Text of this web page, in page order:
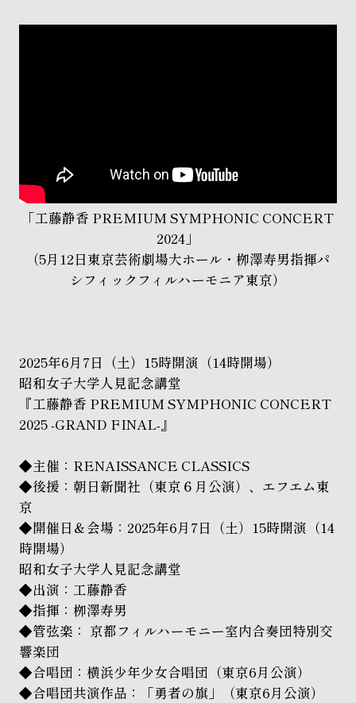
「工藤静香 PREMIUM SYMPHONIC CONCERT
2024」
（5月12日東京芸術劇場大ホール・栁澤寿男指揮パ
シフィックフィルハーモニア東京）
2025年6月7日（土）15時開演（14時開場）
昭和女子大学人見記念講堂
『工藤静香 PREMIUM SYMPHONIC CONCERT
2025 -GRAND FINAL-』
◆主催：RENAISSANCE CLASSICS
◆後援：朝日新聞社（東京６月公演）、エフエム東
京
◆開催日＆会場：2025年6月7日（土）15時開演（14
時開場）
昭和女子大学人見記念講堂
◆出演：工藤静香
◆指揮：栁澤寿男
◆管弦楽： 京都フィルハーモニー室内合奏団特別交
響楽団
◆合唱団：横浜少年少女合唱団（東京6月公演）
◆合唱団共演作品：「勇者の旗」（東京6月公演）